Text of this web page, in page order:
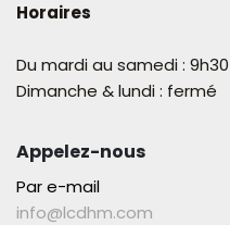
Horaires
Du mardi au samedi :
Dimanche & lundi : fermé
Appelez-nous
Par e-mail
info@lcdhm.com